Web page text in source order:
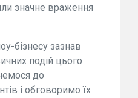
значне враження
бізнесу зазнав
подій цього
до
і обговоримо їх